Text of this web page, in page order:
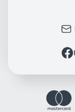
mail
facebook